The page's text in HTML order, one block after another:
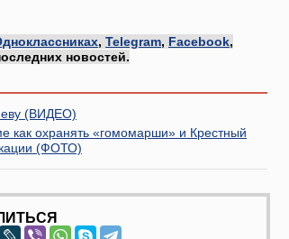
, Telegram, Facebook,
новостей.
(ВИДЕО)
как охранять «гомомарши» и Крестный
(ФОТО)